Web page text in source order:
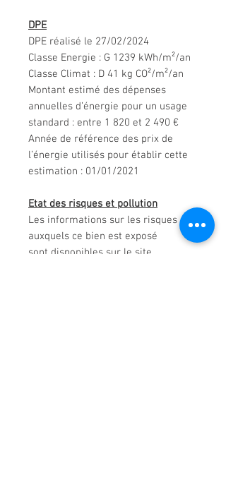
DPE
DPE réalisé le 27/02/2024
Classe Energie : G 1239 kWh/m²/an
Classe Climat : D 41 kg CO²/m²/an
Montant estimé des dépenses
annuelles d’énergie pour un usage
standard : entre 1 820 et 2 490 €
Année de référence des prix de
l’énergie utilisés pour établir cette
estimation : 01/01/2021
Etat des risques et pollution
Les informations sur les risques
auxquels ce bien est exposé
sont disponibles sur le site